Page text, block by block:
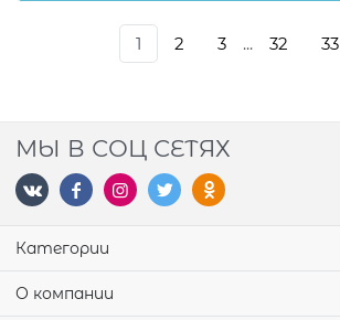
1 2 3 ... 32 33
МЫ В СОЦ СЕТЯХ
Категории
О компании